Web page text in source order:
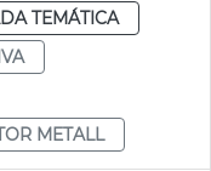
TEMÁTICA
METALL